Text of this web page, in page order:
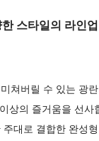
스타일의 라인
쳐버릴 수 있는 광
상의 즐거움을 선
대로 결합한 완성